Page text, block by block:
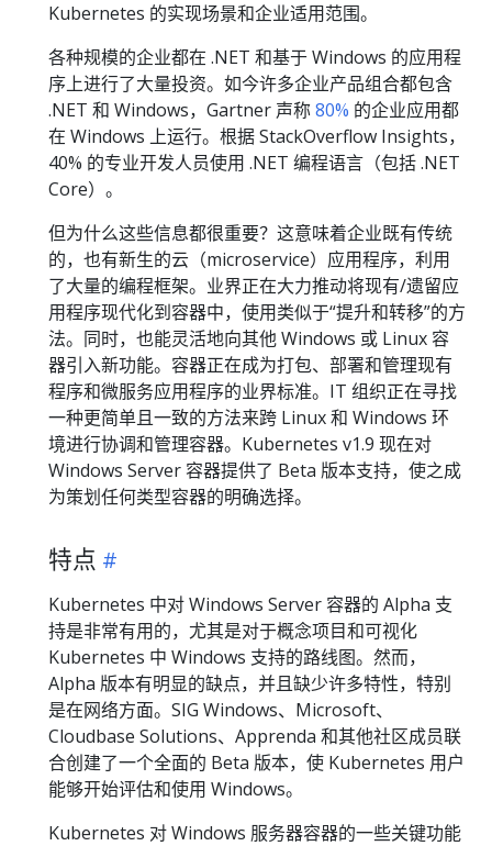
Kubernetes 的实现场景和企业适用范围。
各种规模的企业都在 .NET 和基于 Windows 的应用程
序上进行了大量投资。如今许多企业产品组合都包含
.NET 和 Windows，Gartner 声称80% 的企业应用都
在 Windows 上运行。根据 StackOverflow Insights，
40% 的专业开发人员使用 .NET 编程语言（包括 .NET
Core）。
但为什么这些信息都很重要？这意味着企业既有传统
的，也有新生的云（microservice）应用程序，利用
了大量的编程框架。业界正在大力推动将现有/遗留应
用程序现代化到容器中，使用类似于“提升和转移”的方
法。同时，也能灵活地向其他 Windows 或 Linux 容
器引入新功能。容器正在成为打包、部署和管理现有
程序和微服务应用程序的业界标准。IT 组织正在寻找
一种更简单且一致的方法来跨 Linux 和 Windows 环
境进行协调和管理容器。Kubernetes v1.9 现在对
Windows Server 容器提供了 Beta 版本支持，使之成
为策划任何类型容器的明确选择。
特点
Kubernetes 中对 Windows Server 容器的 Alpha 支
持是非常有用的，尤其是对于概念项目和可视化
Kubernetes 中 Windows 支持的路线图。然而，
Alpha 版本有明显的缺点，并且缺少许多特性，特别
是在网络方面。SIG Windows、Microsoft、
Cloudbase Solutions、Apprenda 和其他社区成员联
合创建了一个全面的 Beta 版本，使 Kubernetes 用户
能够开始评估和使用 Windows。
Kubernetes 对 Windows 服务器容器的一些关键功能